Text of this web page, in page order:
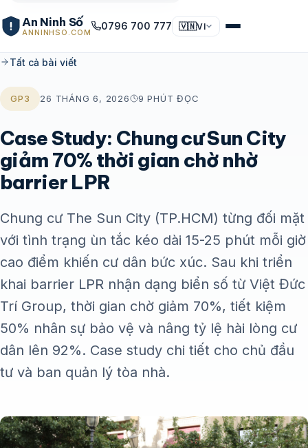
An Ninh Số
ANNINHSO.COM
0796 700 777 🇻🇳VI
Tất cả bài viết
GP3 26 THÁNG 6, 2026 9 PHÚT ĐỌC
Case Study: Chung cư Sun City
giảm 70% thời gian chờ nhờ
barrier LPR
Chung cư The Sun City (TP.HCM) từng đối mặt
với tình trạng ùn tắc kéo dài 15-25 phút mỗi giờ
cao điểm khiến cư dân bức xúc. Sau khi triển
khai barrier LPR nhận dạng biển số từ Việt Đức
Trí Group, thời gian chờ giảm 70%, tiết kiệm
50% nhân sự bảo vệ và nâng tỷ lệ hài lòng cư
dân lên 92%. Case study chi tiết cho chủ đầu
tư và ban quản lý tòa nhà.